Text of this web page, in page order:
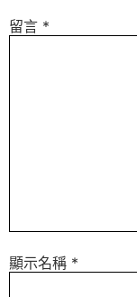
留言 *
顯示名稱 *